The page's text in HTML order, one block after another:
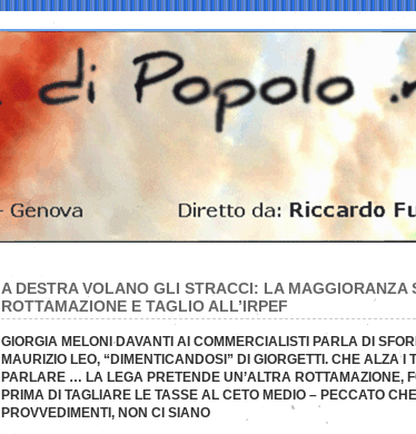
A DESTRA VOLANO GLI STRACCI: LA MAGGIORANZA
ROTTAMAZIONE E TAGLIO ALL’IRPEF
GIORGIA MELONI DAVANTI AI COMMERCIALISTI PARLA DI
MAURIZIO LEO, “DIMENTICANDOSI” DI GIORGETTI. CHE ALZA I
PARLARE … LA LEGA PRETENDE UN’ALTRA ROTTAMAZIONE,
PRIMA DI TAGLIARE LE TASSE AL CETO MEDIO – PECCATO
PROVVEDIMENTI, NON CI SIANO